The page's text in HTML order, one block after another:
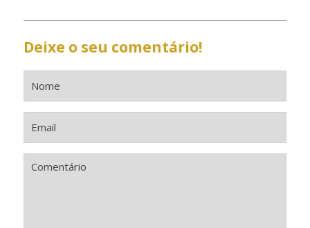
Deixe o seu comentário!